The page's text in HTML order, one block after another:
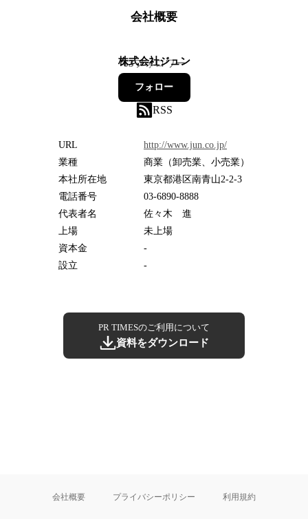
会社概要
株式会社ジュン
63フォロワー
フォロー
RSS
URL
http://www.jun.co.jp/
業種
商業（卸売業、小売業）
本社所在地
東京都港区南青山2-2-3
電話番号
03-6890-8888
代表者名
佐々木 進
上場
未上場
資本金
-
設立
-
PR TIMESのご利用について
資料をダウンロード
会社概要 プライバシーポリシー 利用規約